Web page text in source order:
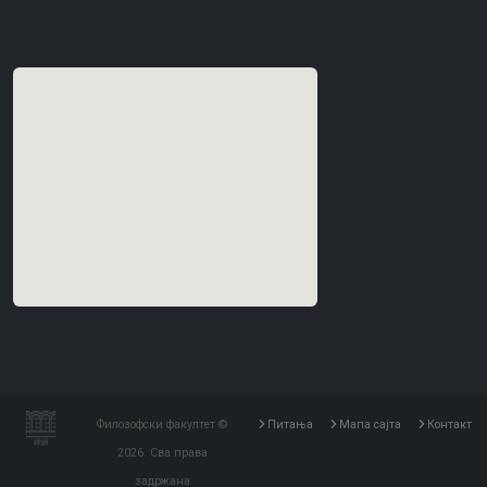
Филозофски факултет ©
2026. Сва права
задржана
Питања Мапа сајта Контакт